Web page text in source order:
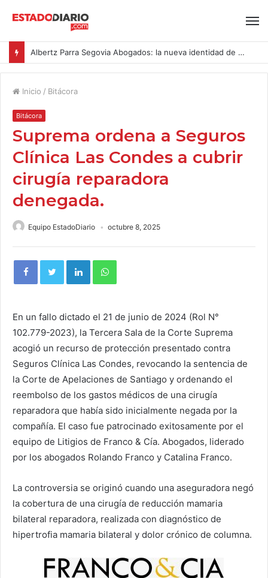
Albertz Parra Segovia Abogados: la nueva identidad de Segovia Consulting
Inicio / Bitácora
Bitácora
Suprema ordena a Seguros
Clínica Las Condes a cubrir
cirugía reparadora
denegada.
Equipo EstadoDiario octubre 8, 2025
En un fallo dictado el 21 de junio de 2024 (Rol N°
102.779-2023), la Tercera Sala de la Corte Suprema
acogió un recurso de protección presentado contra
Seguros Clínica Las Condes, revocando la sentencia de
la Corte de Apelaciones de Santiago y ordenando el
reembolso de los gastos médicos de una cirugía
reparadora que había sido inicialmente negada por la
compañía. El caso fue patrocinado exitosamente por el
equipo de Litigios de Franco & Cía. Abogados, liderado
por los abogados Rolando Franco y Catalina Franco.
La controversia se originó cuando una aseguradora negó
la cobertura de una cirugía de reducción mamaria
bilateral reparadora, realizada con diagnóstico de
hipertrofia mamaria bilateral y dolor crónico de columna.